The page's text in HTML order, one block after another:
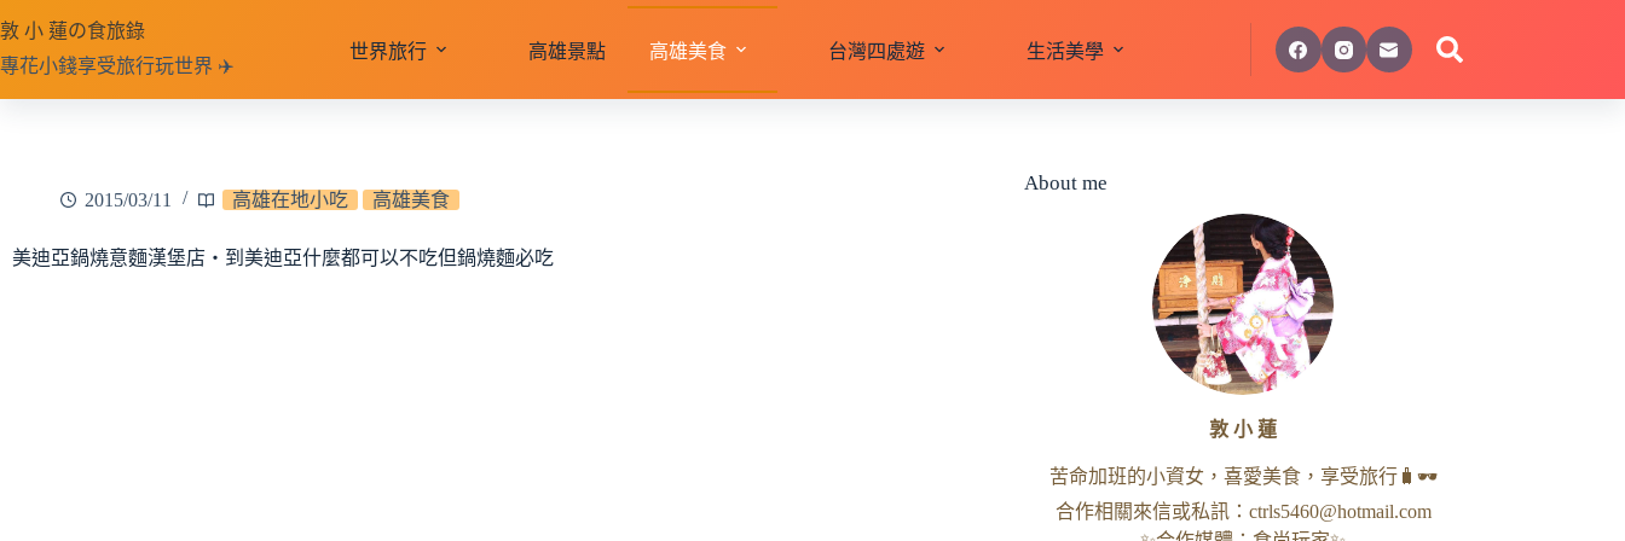
至
主
要
敦 小 蓮の食旅錄
專花小錢享受旅行玩世界 ✈️
世界旅行 高雄景點 高雄美食 台灣四處遊 生活美學
2015/03/11 高雄在地小吃 高雄美食
美迪亞鍋燒意麵漢堡店‧到美迪亞什麼都可以不吃但鍋燒麵必吃
About me
敦 小 蓮
苦命加班的小資女，喜愛美食，享受旅行🧳🕶
合作相關來信或私訊： ctrls5460@hotmail.com